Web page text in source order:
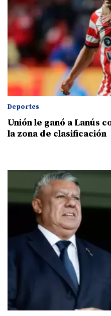
Deportes
Unión le ganó a Lanús
la zona de clasificación